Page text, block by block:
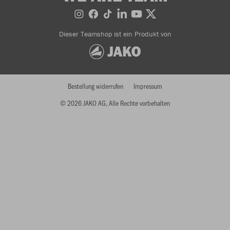
Dieser Teamshop ist ein Produkt von
© 2026 JAKO AG, Alle Rechte vorbehalten
Bestellung widerrufen Impressum